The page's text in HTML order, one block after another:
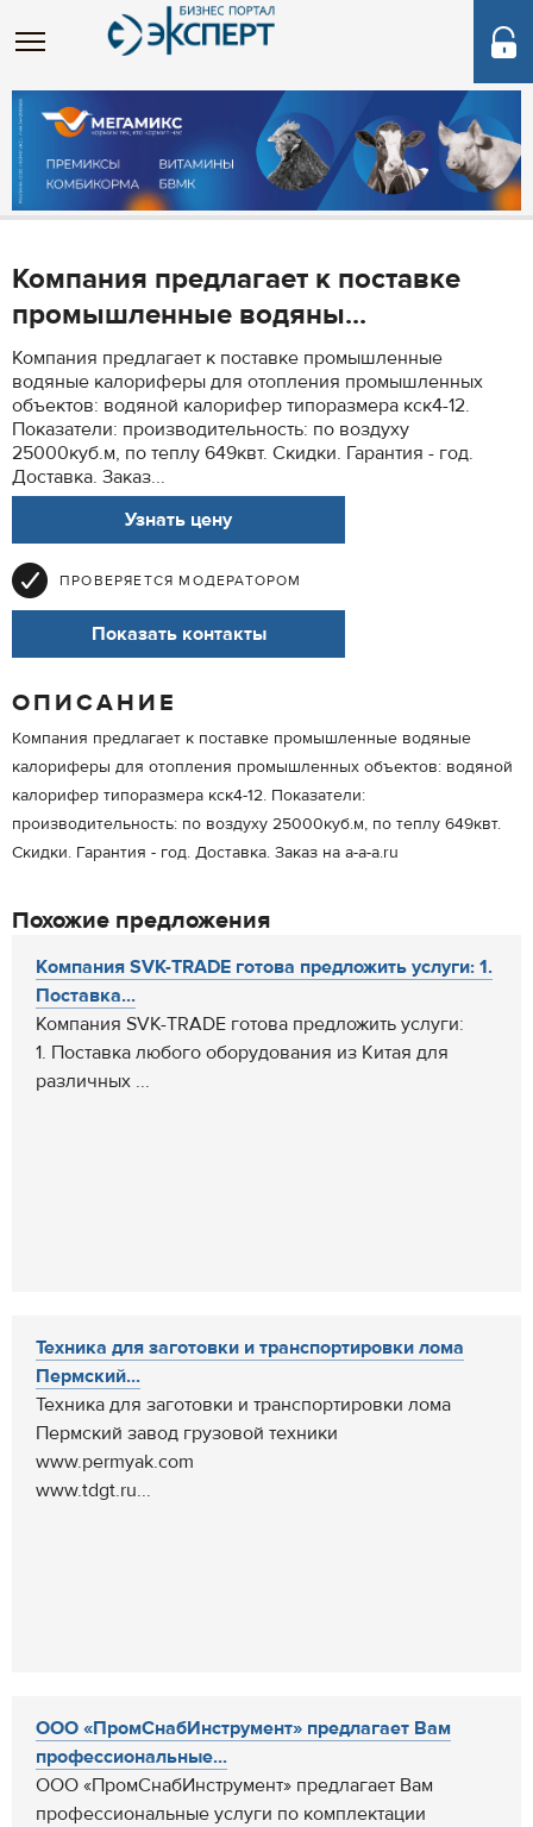
Компания предлагает к поставке
промышленные водяны...
Компания предлагает к поставке промышленные
водяные калориферы для отопления промышленных
объектов: водяной калорифер типоразмера кск4-12.
Показатели: производительность: по воздуху
25000куб.м, по теплу 649квт. Скидки. Гарантия - год.
Доставка. Заказ...
Узнать цену
ПРОВЕРЯЕТСЯ МОДЕРАТОРОМ
Показать контакты
ОПИСАНИЕ
Компания предлагает к поставке промышленные водяные
калориферы для отопления промышленных объектов: водяной
калорифер типоразмера кск4-12. Показатели:
производительность: по воздуху 25000куб.м, по теплу 649квт.
Скидки. Гарантия - год. Доставка. Заказ на a-a-a.ru
Похожие предложения
Компания SVK-TRADE готова предложить услуги: 1.
Поставка...
Компания SVK-TRADE готова предложить услуги:
1. Поставка любого оборудования из Китая для
различных ...
Техника для заготовки и транспортировки лома
Пермский...
Техника для заготовки и транспортировки лома
Пермский завод грузовой техники
www.permyak.com
www.tdgt.ru...
ООО «ПромСнабИнструмент» предлагает Вам
профессиональные...
ООО «ПромСнабИнструмент» предлагает Вам
профессиональные услуги по комплектации